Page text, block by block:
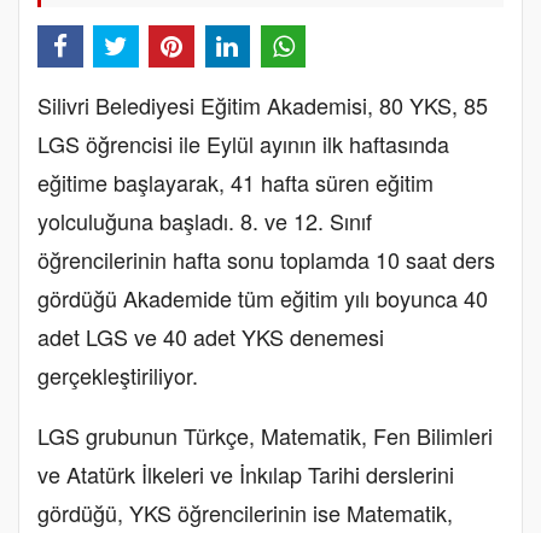
Silivri Belediyesi Eğitim Akademisi, 80 YKS, 85
LGS öğrencisi ile Eylül ayının ilk haftasında
eğitime başlayarak, 41 hafta süren eğitim
yolculuğuna başladı. 8. ve 12. Sınıf
öğrencilerinin hafta sonu toplamda 10 saat ders
gördüğü Akademide tüm eğitim yılı boyunca 40
adet LGS ve 40 adet YKS denemesi
gerçekleştiriliyor.
LGS grubunun Türkçe, Matematik, Fen Bilimleri
ve Atatürk İlkeleri ve İnkılap Tarihi derslerini
gördüğü, YKS öğrencilerinin ise Matematik,